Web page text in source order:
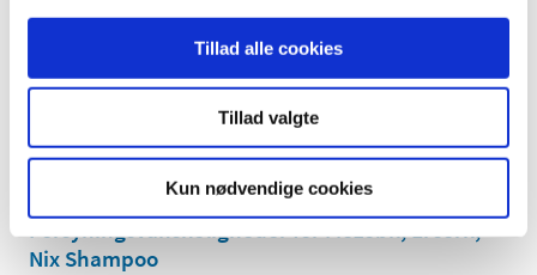
Tillad alle cookies
Tillad valgte
Kun nødvendige cookies
EMA: Åbenhed og videnskabelig
uafhængighed grundlag for godkendelse af
vacciner mod COVID-19 i EU
Det europæiske medicinalagentur EMA har offentliggjort
en meddelelse om, agenturets høje standarder for…
Forsyningsvanskeligheder for Mozobil, Ercoril,
Nix Shampoo